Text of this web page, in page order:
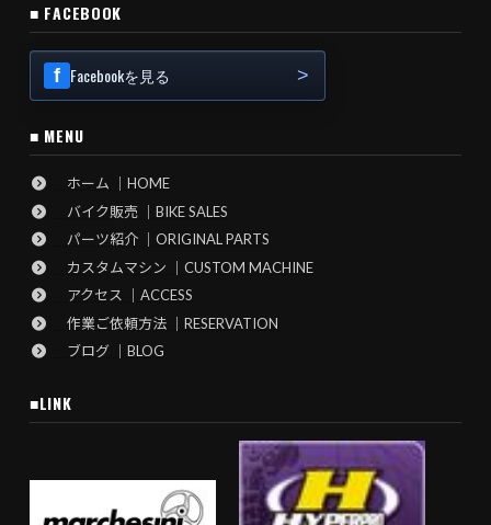
■ FACEBOOK
Facebookを見る
■ MENU
ホーム ｜HOME
バイク販売 ｜BIKE SALES
パーツ紹介 ｜ORIGINAL PARTS
カスタムマシン ｜CUSTOM MACHINE
アクセス ｜ACCESS
作業ご依頼方法 ｜RESERVATION
ブログ ｜BLOG
■LINK